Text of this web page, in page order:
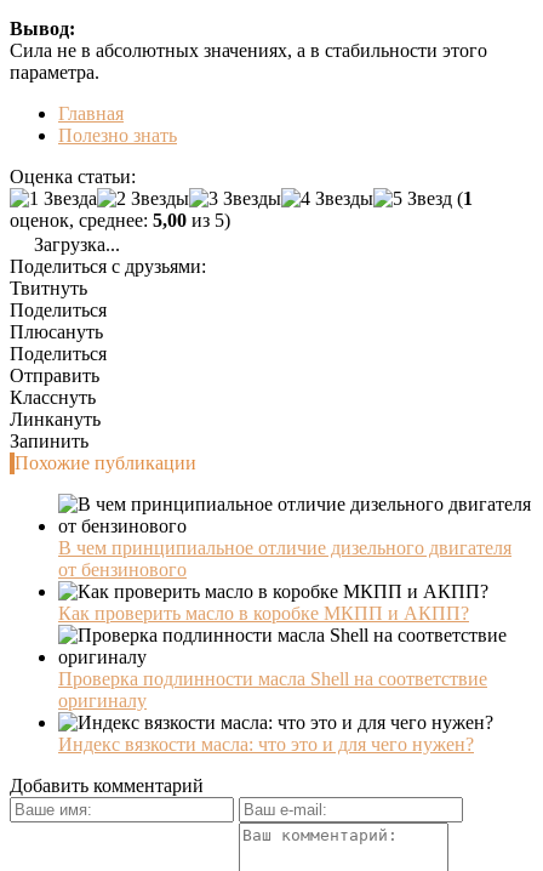
Вывод:
Сила не в абсолютных значениях, а в стабильности этого
параметра.
Главная
Полезно знать
Оценка статьи:
(1
оценок, среднее: 5,00 из 5)
Загрузка...
Поделиться с друзьями:
Твитнуть
Поделиться
Плюсануть
Поделиться
Отправить
Класснуть
Линкануть
Запинить
Похожие публикации
В чем принципиальное отличие дизельного двигателя
от бензинового
Как проверить масло в коробке МКПП и АКПП?
Проверка подлинности масла Shell на соответствие
оригиналу
Индекс вязкости масла: что это и для чего нужен?
Добавить комментарий